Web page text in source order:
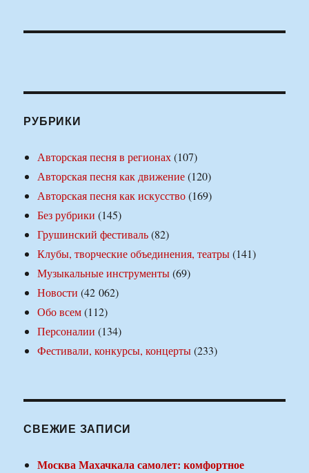
РУБРИКИ
Авторская песня в регионах(107)
Авторская песня как движение(120)
Авторская песня как искусство(169)
Без рубрики (145)
Грушинский фестиваль(82)
Клубы, творческие объединения, театры(141)
Музыкальные инструменты(69)
Новости (42 062)
Обо всем(112)
Персоналии (134)
Фестивали, конкурсы, концерты(233)
СВЕЖИЕ ЗАПИСИ
Москва Махачкала самолет: комфортное